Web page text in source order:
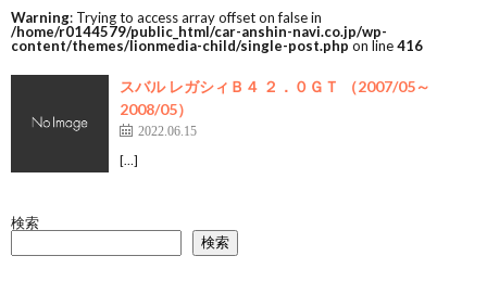
Warning: Trying to access array offset on false in
/home/r0144579/public_html/car-anshin-navi.co.jp/wp-
content/themes/lionmedia-child/single-post.php on line416
スバル レガシィＢ４ ２．０ＧＴ （2007/05～
2008/05）
2022.06.15
[…]
検索
検索